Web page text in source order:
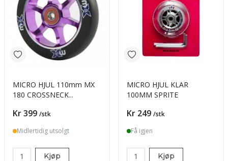
MICRO HJUL 110mm MX
180 CROSSNECK
Pris
Kr 399 /stk
Midlertidig utsolgt
Kjøp
MICRO HJUL KLAR
100MM SPRITE
Pris
Kr 249 /stk
Få igjen
Kjøp